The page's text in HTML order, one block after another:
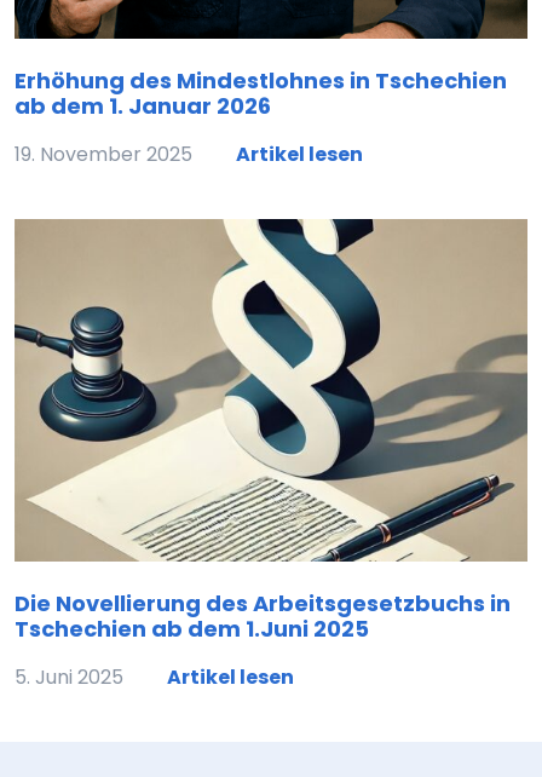
Erhöhung des Mindestlohnes in Tschechien
ab dem 1. Januar 2026
19. November 2025 Artikel lesen
Die Novellierung des Arbeitsgesetzbuchs in
Tschechien ab dem 1.Juni 2025
5. Juni 2025 Artikel lesen